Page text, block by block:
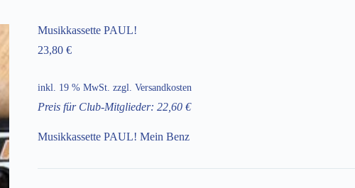
Musikkassette PAUL!
23,80€
inkl. 19 % MwSt. zzgl.Versandkosten
Preis für Club-Mitglieder: 22,60 €
Musikkassette PAUL! Mein Benz